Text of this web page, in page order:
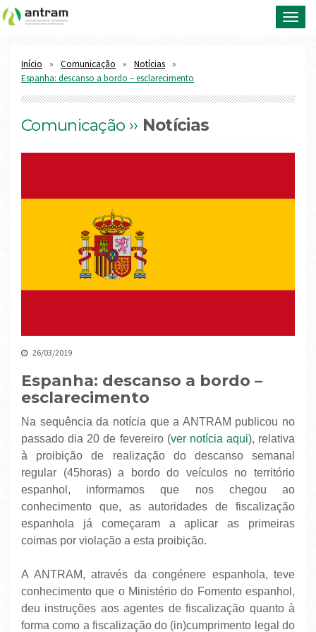
Início Comunicação
Notícias
Espanha: descanso a bordo – esclarecimento
Comunicação ›› Notícias
26/03/2019
Espanha: descanso a bordo –
esclarecimento
Na sequência da notícia que a ANTRAM publicou no
passado dia 20 de fevereiro (ver notícia aqui), relativa
à proibição de realização do descanso semanal
regular (45horas) a bordo do veículos no território
espanhol, informamos que nos chegou ao
conhecimento que, as autoridades de fiscalização
espanhola já começaram a aplicar as primeiras
coimas por violação a esta proibição.
A ANTRAM, através da congénere espanhola, teve
conhecimento que o Ministério do Fomento espanhol,
deu instruções aos agentes de fiscalização quanto à
forma como a fiscalização do (in)cumprimento legal do